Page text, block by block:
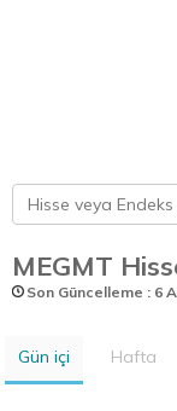
MEGMT
Son Güncelleme : 6
Gün içi Hafta